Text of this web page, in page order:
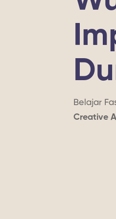
Belajar
Creative